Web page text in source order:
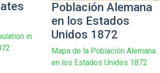
in
Población Alemana
en los Estados
Unidos 1872
Mapa de la Población Alemana
en los Estados Unidos 1872